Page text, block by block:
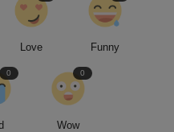
Love Funny
0
Wow
0